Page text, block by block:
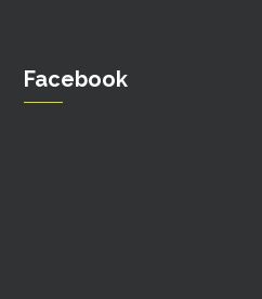
Facebook